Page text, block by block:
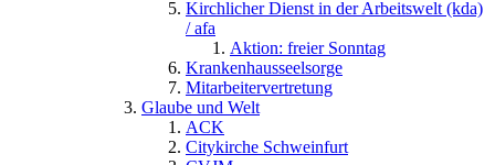
Kirchlicher Dienst in der Arbeitswelt (kda)
/ afa
Aktion: freier Sonntag
Krankenhausseelsorge
Mitarbeitervertretung
Glaube und Welt
ACK
Citykirche Schweinfurt